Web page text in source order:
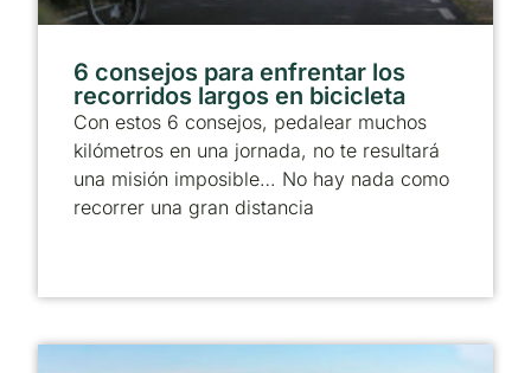
6 consejos para enfrentar los
recorridos largos en bicicleta
Con estos 6 consejos, pedalear muchos
kilómetros en una jornada, no te resultará
una misión imposible… No hay nada como
recorrer una gran distancia